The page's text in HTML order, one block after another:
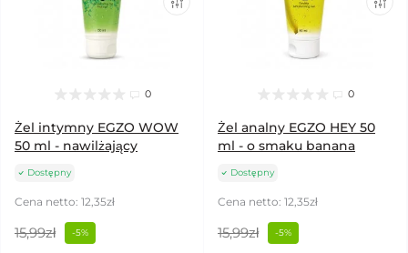
0
Żel intymny EGZO WOW
50 ml - nawilżający
Dostępny
Cena netto: 12,35zł
15,99zł -5%
0
Żel analny EGZO HEY 50
ml - o smaku banana
Dostępny
Cena netto: 12,35zł
15,99zł -5%